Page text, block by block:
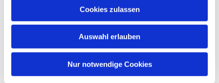
Cookies zulassen
Auswahl erlauben
Nur notwendige Cookies
Meine Gemeindegeschichte: Lieselotte Thomessen im
Gespräch. Foto: Fritz-Wicho Herrmann-Kümper